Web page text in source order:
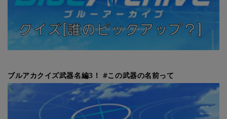
ブルアカクイズ武器名編3！ #この武器の名前って